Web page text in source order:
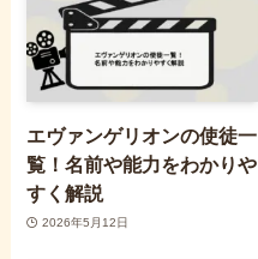
エヴァンゲリオンの使徒一
覧！名前や能力をわかりや
すく解説
2026年5月12日